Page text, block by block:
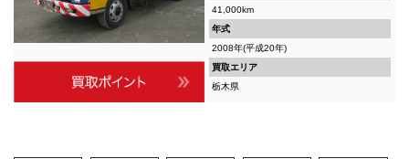
41,000km
年式
2008年(平成20年)
買取エリア
栃木県